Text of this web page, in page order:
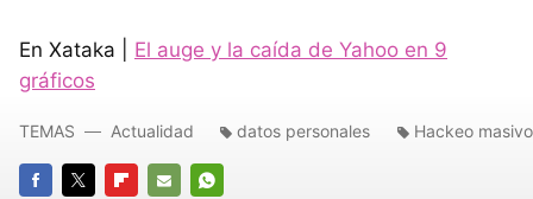
En Xataka | El auge y la caída de Yahoo en 9
gráficos
TEMAS Actualidad datos personales Hackeo masivo